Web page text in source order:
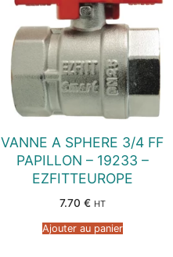
VANNE A SPHERE 3/4 FF
PAPILLON – 19233 –
EZFITTEUROPE
7.70 € HT
Ajouter au panier